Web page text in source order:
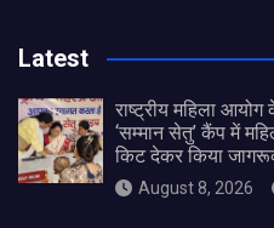
Latest
राष्ट्रीय महिला
‘सम्मान सेतु’ कैंप में
किट देकर किया
August 8, 2026